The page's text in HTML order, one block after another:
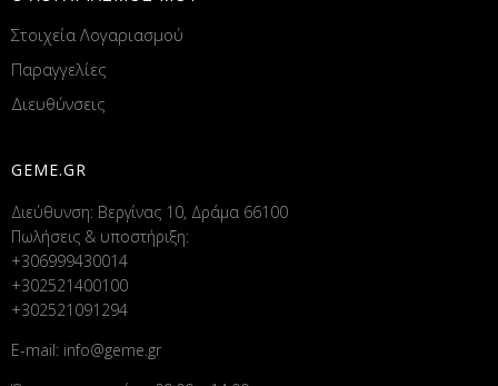
Στοιχεία Λογαριασμού
Παραγγελίες
Διευθύνσεις
GEME.GR
Διεύθυνση: Βεργίνας 10, Δράμα 66100
Πωλήσεις & υποστήριξη:
+306999430014
+302521400100
+302521091294
E-mail: info@geme.gr